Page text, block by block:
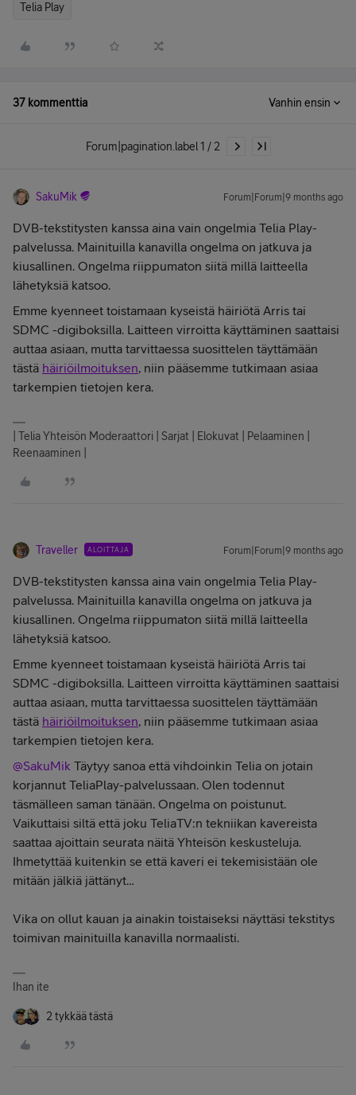
Telia Play
37 kommenttia Vanhin ensin
Forum|pagination.label 1 / 2
SakuMik Forum|Forum|9 months ago
DVB-tekstitysten kanssa aina vain ongelmia Telia Play-
palvelussa. Mainituilla kanavilla ongelma on jatkuva ja
kiusallinen. Ongelma riippumaton siitä millä laitteella
lähetyksiä katsoo.
Emme kyenneet toistamaan kyseistä häiriötä Arris tai
SDMC -digiboksilla. Laitteen virroitta käyttäminen saattaisi
auttaa asiaan, mutta tarvittaessa suosittelen täyttämään
tästä häiriöilmoituksen, niin pääsemme tutkimaan asiaa
tarkempien tietojen kera.
| Telia Yhteisön Moderaattori | Sarjat | Elokuvat | Pelaaminen |
Reenaaminen |
Traveller ALOITTAJA Forum|Forum|9 months ago
DVB-tekstitysten kanssa aina vain ongelmia Telia Play-
palvelussa. Mainituilla kanavilla ongelma on jatkuva ja
kiusallinen. Ongelma riippumaton siitä millä laitteella
lähetyksiä katsoo.
Emme kyenneet toistamaan kyseistä häiriötä Arris tai
SDMC -digiboksilla. Laitteen virroitta käyttäminen saattaisi
auttaa asiaan, mutta tarvittaessa suosittelen täyttämään
tästä häiriöilmoituksen, niin pääsemme tutkimaan asiaa
tarkempien tietojen kera.
@SakuMik Täytyy sanoa että vihdoinkin Telia on jotain
korjannut TeliaPlay-palvelussaan. Olen todennut
täsmälleen saman tänään. Ongelma on poistunut.
Vaikuttaisi siltä että joku TeliaTV:n tekniikan kavereista
saattaa ajoittain seurata näitä Yhteisön keskusteluja.
Ihmetyttää kuitenkin se että kaveri ei tekemisistään ole
mitään jälkiä jättänyt…
Vika on ollut kauan ja ainakin toistaiseksi näyttäsi tekstitys
toimivan mainituilla kanavilla normaalisti.
Ihan ite
2 tykkää tästä